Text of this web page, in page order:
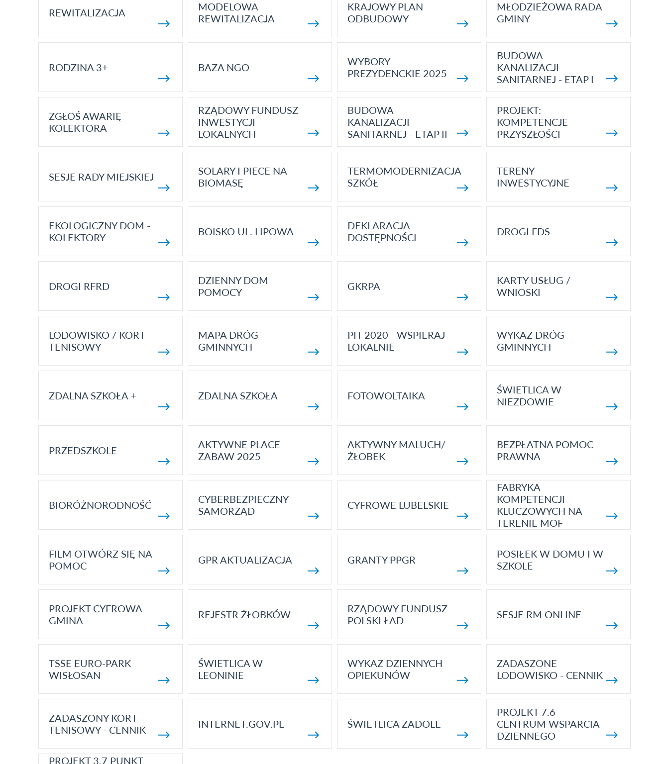
REWITALIZACJA
MODELOWA
REWITALIZACJA
KRAJOWY PLAN
ODBUDOWY
MŁODZIEŻOWA RADA
GMINY
RODZINA 3+ BAZA NGO
WYBORY
PREZYDENCKIE 2025
BUDOWA
KANALIZACJI
SANITARNEJ - ETAP I
ZGŁOŚ AWARIĘ
KOLEKTORA
RZĄDOWY FUNDUSZ
INWESTYCJI
LOKALNYCH
BUDOWA
KANALIZACJI
SANITARNEJ - ETAP II
PROJEKT:
KOMPETENCJE
PRZYSZŁOŚCI
SESJE RADY MIEJSKIEJ
SOLARY I PIECE NA
BIOMASĘ
TERMOMODERNIZACJA
SZKÓŁ
TERENY
INWESTYCYJNE
EKOLOGICZNY DOM -
KOLEKTORY
BOISKO UL. LIPOWA
DEKLARACJA
DOSTĘPNOŚCI
DROGI FDS
DROGI RFRD
DZIENNY DOM
POMOCY
GKRPA
KARTY USŁUG /
WNIOSKI
LODOWISKO / KORT
TENISOWY
MAPA DRÓG
GMINNYCH
PIT 2020 - WSPIERAJ
LOKALNIE
WYKAZ DRÓG
GMINNYCH
ZDALNA SZKOŁA + ZDALNA SZKOŁA FOTOWOLTAIKA
ŚWIETLICA W
NIEZDOWIE
PRZEDSZKOLE
AKTYWNE PLACE
ZABAW 2025
AKTYWNY MALUCH/
ŻŁOBEK
BEZPŁATNA POMOC
PRAWNA
BIORÓŻNORODNOŚĆ
CYBERBEZPIECZNY
SAMORZĄD
CYFROWE LUBELSKIE
FABRYKA
KOMPETENCJI
KLUCZOWYCH NA
TERENIE MOF
FILM OTWÓRZ SIĘ NA
POMOC
GPR AKTUALIZACJA GRANTY PPGR
POSIŁEK W DOMU I W
SZKOLE
PROJEKT CYFROWA
GMINA
REJESTR ŻŁOBKÓW
RZĄDOWY FUNDUSZ
POLSKI ŁAD
SESJE RM ONLINE
TSSE EURO-PARK
WISŁOSAN
ŚWIETLICA W
LEONINIE
WYKAZ DZIENNYCH
OPIEKUNÓW
ZADASZONE
LODOWISKO - CENNIK
ZADASZONY KORT
TENISOWY - CENNIK
INTERNET.GOV.PL ŚWIETLICA ZADOLE
PROJEKT 7.6
CENTRUM WSPARCIA
DZIENNEGO
PROJEKT 3.7 PUNKT